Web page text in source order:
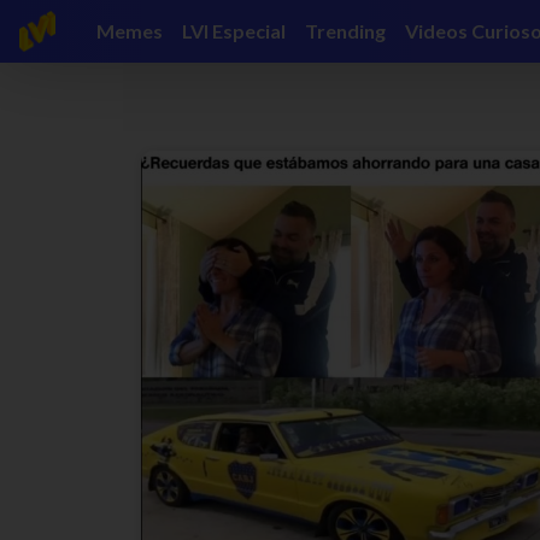
Memes LVI Especial Trending Videos